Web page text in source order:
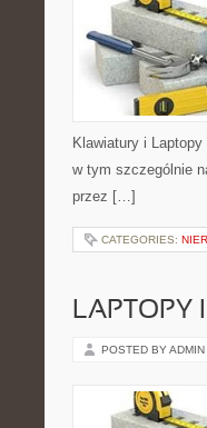
Klawiatury i
w tym szczególnie
przez […]
CATEGORIES:
LAPTOPY
POSTED BY ADMIN